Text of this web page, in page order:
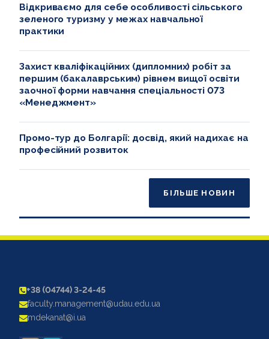
Відкриваємо для себе особливості сільського
зеленого туризму у межах навчальної
практики
Захист кваліфікаційних (дипломних) робіт за
першим (бакалаврським) рівнем вищої освіти
заочної форми навчання спеціальності 073
«Менеджмент»
Промо-тур до Болгарії: досвід, який надихає на
професійний розвиток
БІЛЬШЕ НОВИН
+38 (04744) 3-24-45
faculty.management@udau.edu.ua
mdekanat@i.ua